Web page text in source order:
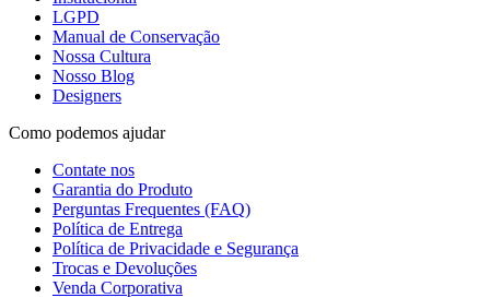
LGPD
Manual de Conservação
Nossa Cultura
Nosso Blog
Designers
Como podemos ajudar
Contate nos
Garantia do Produto
Perguntas Frequentes (FAQ)
Política de Entrega
Política de Privacidade e Segurança
Trocas e Devoluções
Venda Corporativa